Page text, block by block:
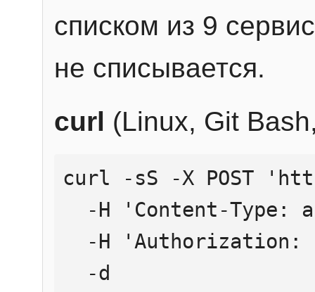
списком из 9
не списывается.
curl (Linux, Git
curl -sS -X POST